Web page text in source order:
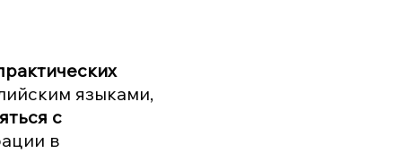
языками,
с
в